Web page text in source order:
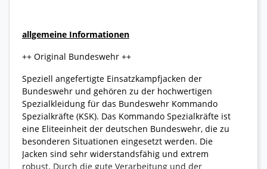
allgemeine Informationen
++ Original Bundeswehr ++
Speziell angefertigte Einsatzkampfjacken der
Bundeswehr und gehören zu der hochwertigen
Spezialkleidung für das Bundeswehr Kommando
Spezialkräfte (KSK). Das Kommando Spezialkräfte ist
eine Eliteeinheit der deutschen Bundeswehr, die zu
besonderen Situationen eingesetzt werden. Die
Jacken sind sehr widerstandsfähig und extrem
robust. Durch die gute Verarbeitung und der